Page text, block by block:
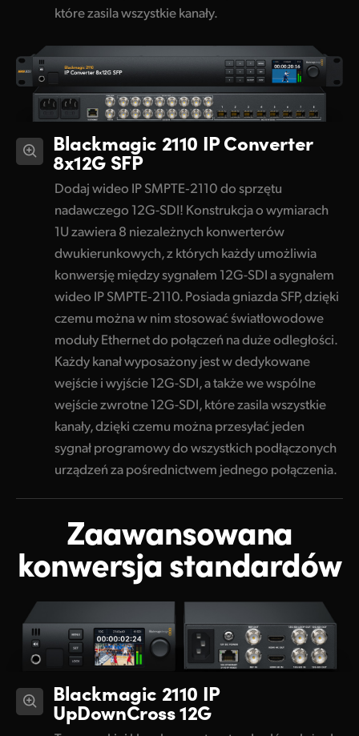
które zasila wszystkie kanały.
Blackmagic 2110 IP Converter
8x12G SFP
Dodaj wideo IP SMPTE‑2110 do sprzętu
nadawczego 12G-SDI! Konstrukcja o wymiarach
1U zawiera 8 niezależnych konwerterów
dwukierunkowych, z których każdy umożliwia
konwersję między sygnałem 12G-SDI a sygnałem
wideo IP SMPTE‑2110. Posiada gniazda SFP, dzięki
czemu można w nim stosować światłowodowe
moduły Ethernet do połączeń na duże odległości.
Każdy kanał wyposażony jest w dedykowane
wejście i wyjście 12G-SDI, a także we wspólne
wejście zwrotne 12G-SDI, które zasila wszystkie
kanały, dzięki czemu można przesyłać jeden
sygnał programowy do wszystkich podłączonych
urządzeń za pośrednictwem jednego połączenia.
Zaawansowana
konwersja standardów
Blackmagic 2110 IP
UpDownCross 12G